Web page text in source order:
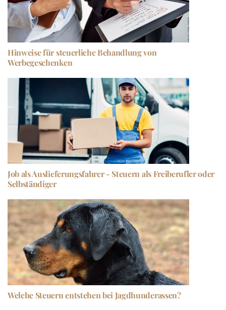
Hinweise für steuerliche Behandlung von
Werbegeschenken
Job als Auslieferungsfahrer - Steuern als Freiberufler oder
Selbständiger
Welche Steuern entstehen bei Jagdhunderassen?